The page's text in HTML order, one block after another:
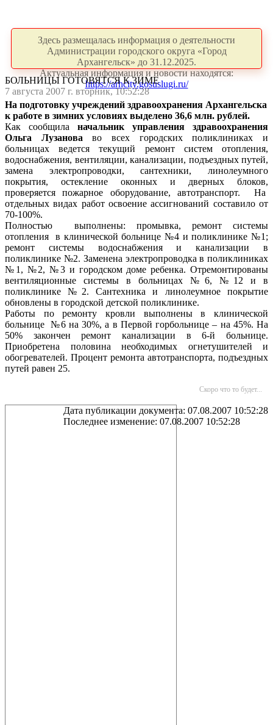
Здесь размещалась информация о деятельности
Администрации городского округа «Город
Архангельск» до 31.12.2025.
Актуальная информация и новости находятся:
https://arhcity.gosuslugi.ru/
БОЛЬНИЦЫ ГОТОВЯТСЯ К ЗИМЕ
7 августа 2007 г. вторник, 10:52:28
На подготовку учреждений здравоохранения Архангельска
к работе в зимних условиях выделено 36,6 млн. рублей.
Как сообщила начальник управления здравоохранения
Ольга Лузанова во всех городских поликлиниках и
больницах ведется текущий ремонт систем отопления,
водоснабжения, вентиляции, канализации, подъездных путей,
замена электропроводки, сантехники, линолеумного
покрытия, остекление оконных и дверных блоков,
проверяется пожарное оборудование, автотранспорт.
На
отдельных видах работ освоение ассигнований составило от
70-100%.
Полностью
выполнены: промывка, ремонт системы
отопления
в клинической больнице №4 и поликлинике №1;
ремонт системы водоснабжения и канализации в
поликлинике №2. Заменена электропроводка в поликлиниках
№1, №2, №3 и городском доме ребенка. Отремонтированы
вентиляционные системы в больницах №6, №12 и в
поликлинике №2. Сантехника и линолеумное покрытие
обновлены в городской детской поликлинике.
Работы по ремонту кровли выполнены в клинической
больнице
№6 на 30%, а в Первой горбольнице – на 45%. На
50% закончен ремонт канализации в 6-й больнице.
Приобретена половина необходимых огнетушителей и
обогревателей. Процент ремонта автотранспорта, подъездных
путей равен 25.
Скоро что то будет...
Дата публикации документа: 07.08.2007 10:52:28
Последнее изменение: 07.08.2007 10:52:28